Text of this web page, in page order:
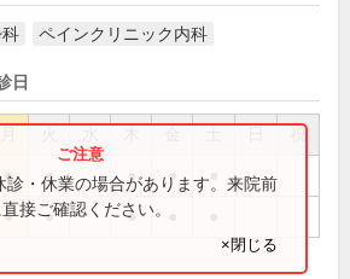
ペインクリニック内科
日
祝
● ● ● ●
● ● ●
診・休業の場合があります。来院前
接ご確認ください。
×閉じる